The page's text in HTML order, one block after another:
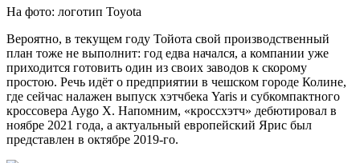
На фото: логотип Toyota
Вероятно, в текущем году Тойота свой производственный
план тоже не выполнит: год едва начался, а компании уже
приходится готовить один из своих заводов к скорому
простою. Речь идёт о предприятии в чешском городе Колине,
где сейчас налажен выпуск хэтчбека Yaris и субкомпактного
кроссовера Aygo X. Напомним, «кроссхэтч» дебютировал в
ноябре 2021 года, а актуальный европейский Ярис был
представлен в октябре 2019-го.